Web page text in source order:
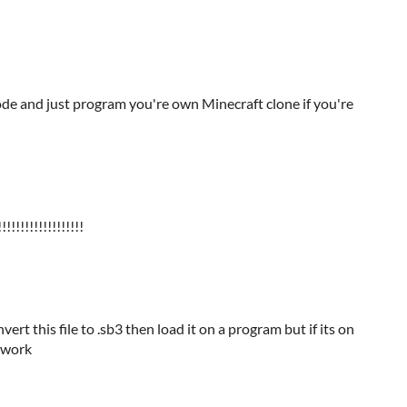
and just program you're own Minecraft clone if you're
this file to .sb3 then load it on a program but if its on